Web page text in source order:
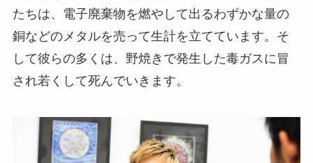
たちは、電子廃棄物を燃やして出るわずかな量の
銅などのメタルを売って生計を立てています。そ
して彼らの多くは、野焼きで発生した毒ガスに冒
され若くして死んでいきます。